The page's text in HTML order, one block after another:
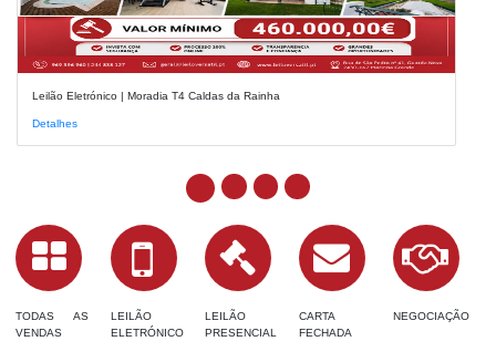
Leilão Eletrónico | Moradia T4 Caldas da Rainha
Detalhes
TODAS AS
VENDAS
LEILÃO
ELETRÓNICO
LEILÃO
PRESENCIAL
CARTA
FECHADA
NEGOCIAÇÃO